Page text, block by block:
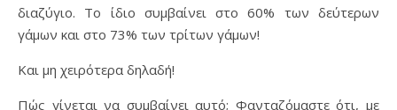
διαζύγιο. Το ίδιο συμβαίνει στο 60% των δεύτερων
γάμων και στο 73% των τρίτων γάμων!
Και μη χειρότερα δηλαδή!
Πώς γίνεται να συμβαίνει αυτό; Φανταζόμαστε ότι, με